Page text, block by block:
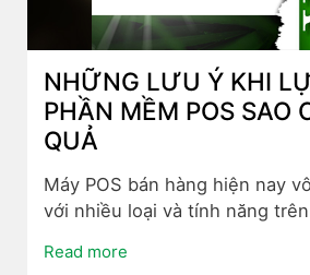
NHỮNG LƯU Ý KHI
PHẦN MỀM POS SAO
QUẢ
Máy POS bán hàng hiện nay
với nhiều loại và tính năng
Read more